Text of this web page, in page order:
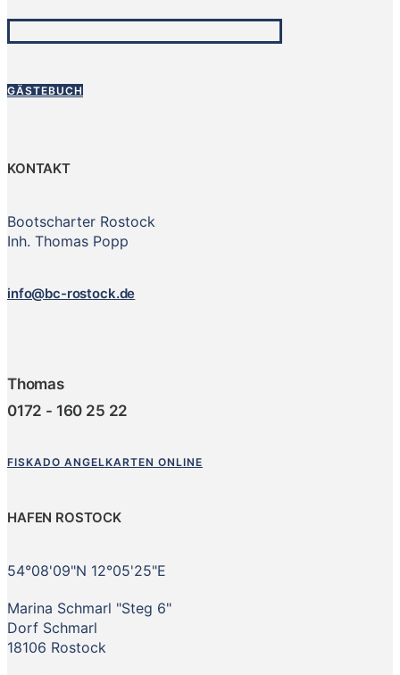
GÄSTEBUCH
KONTAKT
Bootscharter Rostock
Inh. Thomas Popp
info@bc-rostock.de
Thomas
0172 - 160 25 22
FISKADO ANGELKARTEN ONLINE
HAFEN ROSTOCK
54°08'09"N 12°05'25"E
Marina Schmarl "Steg 6"
Dorf Schmarl
18106 Rostock